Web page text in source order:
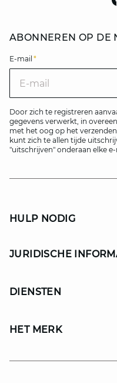
ABONNEREN OP DE
E-mail *
Door zich te registreren
gegevens verwerkt, in
met het oog op het
kunt zich te allen tijde
"uitschrijven" onderaan elke
HULP NODIG
JURIDISCHE
DIENSTEN
HET MERK